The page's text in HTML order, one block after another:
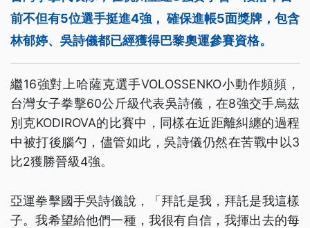
前不但有5位選手挺進4強， 確保進帳5面獎牌，包含
林郁婷、吳詩儀都已經獲得巴黎奧運參賽資格。
繼16強對上哈薩克選手VOLOSSENKO小動作頻頻，
台灣女子拳擊60公斤級代表吳詩儀，在8強交手烏茲
別克KODIROVA的比賽中，同樣在近距離糾纏的過程
中被打後腦勺，儘管如此，吳詩儀仍然在苦戰中以3
比2獲勝晉級4強。
亞運拳擊國手吳詩儀說，「拜託是我，拜託是我這樣
子。我希望給他們一種，我很有自信，我揮出去的每